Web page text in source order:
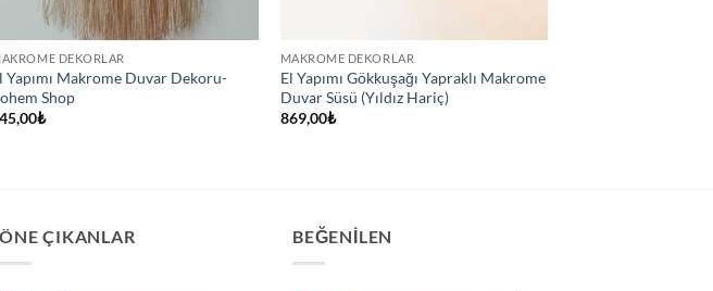
DEKORLAR
Yapımı Makrome Duvar Dekoru-
Shop
₺
MAKROME DEKORLAR
El Yapımı Gökkuşağı Yapraklı Makrome
Duvar Süsü (Yıldız Hariç)
869,00₺
ÖNE ÇIKANLAR BEĞENILEN